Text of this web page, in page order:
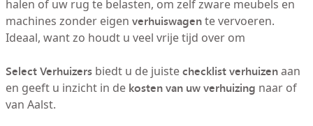
halen of uw rug te belasten, om zelf zware meubels en
machines zonder eigen verhuiswagente vervoeren.
Ideaal, want zo houdt u veel vrije tijd over om
Select Verhuizersbiedt u de juistechecklist verhuizenaan
en geeft u inzicht in de kosten van uw verhuizing naar of
van Aalst.